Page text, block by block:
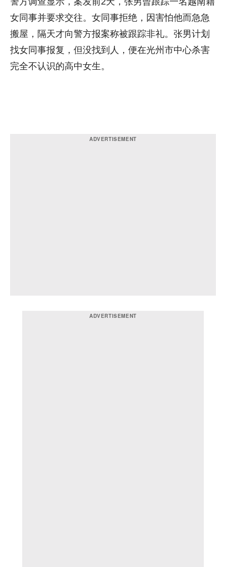
女同事并要求交往。女同事拒绝，因害怕他而急急
搬屋，隔天才向警方报案称被跟踪非礼。张男计划
找女同事报复，但没找到人，便在光州市中心杀害
完全不认识的高中女生。